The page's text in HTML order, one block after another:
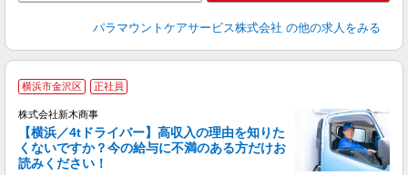
パラマウントケアサービス株式会社 の他の求人をみる
横浜市金沢区 正社員
株式会社新木商事
【横浜／4tドライバー】高収入の理由を知りた
くないですか？今の給与に不満のある方だけお
読みください！